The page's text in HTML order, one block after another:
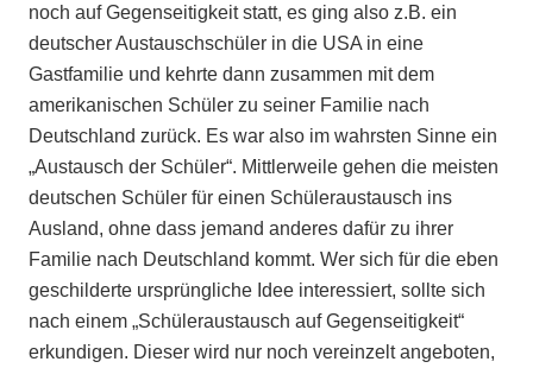
noch auf Gegenseitigkeit statt, es ging also z.B. ein
deutscher Austauschschüler in die USA in eine
Gastfamilie und kehrte dann zusammen mit dem
amerikanischen Schüler zu seiner Familie nach
Deutschland zurück. Es war also im wahrsten Sinne ein
„Austausch der Schüler“. Mittlerweile gehen die meisten
deutschen Schüler für einen Schüleraustausch ins
Ausland, ohne dass jemand anderes dafür zu ihrer
Familie nach Deutschland kommt. Wer sich für die eben
geschilderte ursprüngliche Idee interessiert, sollte sich
nach einem „Schüleraustausch auf Gegenseitigkeit“
erkundigen. Dieser wird nur noch vereinzelt angeboten,